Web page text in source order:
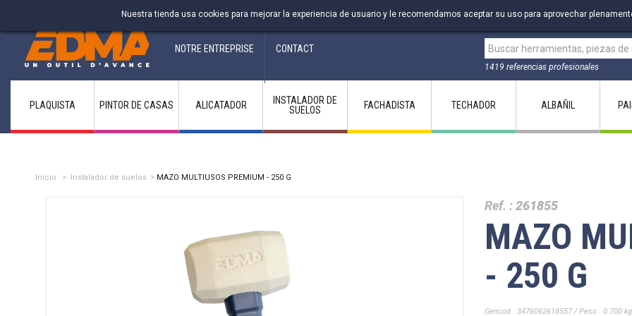
Fabricant francais depuis 1937
NOTRE ENTREPRISE CONTACT
1419 referencias profesionales
Nuestra tienda usa cookies para mejorar la experiencia de usuario y le recomendamos aceptar su uso para aprovechar
PLAQUISTA PINTOR DE CASAS ALICATADOR
INSTALADOR DE
SUELOS
FACHADISTA TECHADOR ALBAÑIL
Inicio > Instalador de suelos > MAZO MULTIUSOS PREMIUM - 250 G
Ref. :261855
MAZO
- 250 G
Gencod : 3476062618557 / Peso : 0.700 kg